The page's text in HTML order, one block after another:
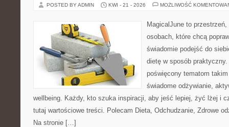
POSTED BY ADMIN KWI - 21 - 2026 MOŻLIWOŚĆ
MagicalJune to
osobach, które chcą
świadomie podejść do
dietę w sposób
poświęcony tematom
świadome odżywianie,
wellbeing. Każdy, kto szuka inspiracji, aby jeść lepiej, żyć lżej i
tutaj wartościowe treści. Polecam Dieta, Odchudzanie, Zdrowe
Na stronie […]